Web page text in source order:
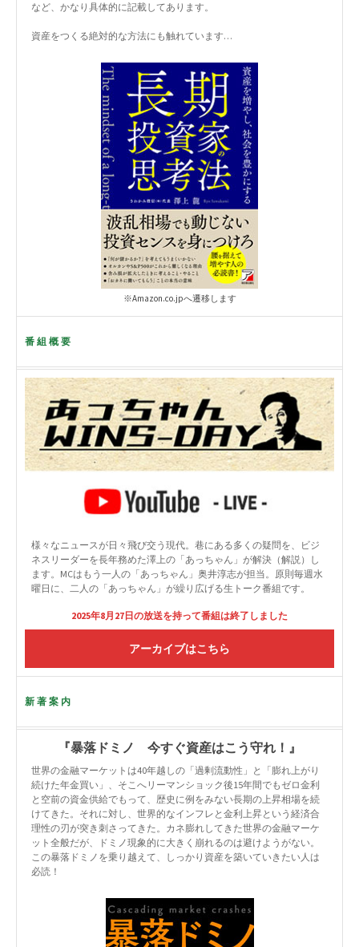
など、かなり具体的に記載してあります。
資産をつくる絶対的な方法にも触れています…
※Amazon.co.jpへ遷移します
番組概要
様々なニュースが日々飛び交う現代。巷にある多くの疑問を、ビジ
ネスリーダーを長年務めた澤上の「あっちゃん」が解決（解説）し
ます。MCはもう一人の「あっちゃん」奥井淳志が担当。原則毎週水
曜日に、二人の「あっちゃん」が繰り広げる生トーク番組です。
2025年8月27日の放送を持って番組は終了しました
アーカイブはこちら
新著案内
『暴落ドミノ 今すぐ資産はこう守れ！』
世界の金融マーケットは40年越しの「過剰流動性」と「膨れ上がり
続けた年金買い」、そこへリーマンショック後15年間でもゼロ金利
と空前の資金供給でもって、歴史に例をみない長期の上昇相場を続
けてきた。それに対し、世界的なインフレと金利上昇という経済合
理性の刃が突き刺さってきた。カネ膨れしてきた世界の金融マーケ
ット全般だが、ドミノ現象的に大きく崩れるのは避けようがない。
この暴落ドミノを乗り越えて、しっかり資産を築いていきたい人は
必読！